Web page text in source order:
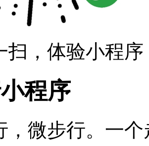
扫，体验小程序
程序
，微步行。一